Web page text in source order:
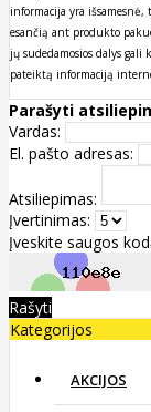
informacija yra
esančią ant produkto
jų sudedamosios dalys
pateiktą informaciją
Parašyti
Vardas:
El. pašto adresas:
Atsiliepimas:
Įvertinimas:
Įveskite saugos
Rašyti
Kategorijos
AKCIJOS